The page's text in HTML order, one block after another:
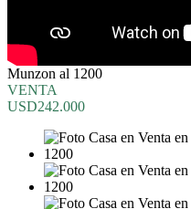
Munzon al 1200
VENTA
USD242.000